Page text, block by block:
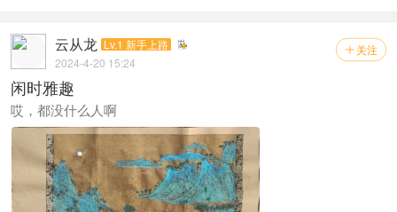
 关注
云从龙 Lv.1 新手上路
2024-4-20 15:24
闲时雅趣
哎，都没什么人啊